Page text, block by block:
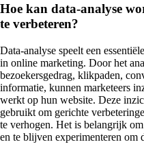
Hoe kan data-analyse
te verbeteren?
Data-analyse speelt een
in online marketing. Door het
bezoekersgedrag, klikpaden,
informatie, kunnen marketeers
werkt op hun website. Deze
gebruikt om gerichte
te verhogen. Het is belangrijk
en te blijven experimenteren om